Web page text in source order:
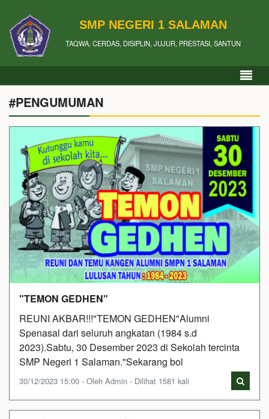
SMP NEGERI 1 SALAMAN
TAQWA, CERDAS, DISIPLIN, JUJUR, PRESTASI, SANTUN
#PENGUMUMAN
"TEMON GEDHEN"
REUNI AKBAR!!!"TEMON GEDHEN"Alumni
Spenasal dari seluruh angkatan (1984 s.d
2023).Sabtu, 30 Desember 2023 di Sekolah tercinta
SMP Negeri 1 Salaman."Sekarang bol
30/12/2023 15:00 - Oleh Admin - Dilihat 1581 kali